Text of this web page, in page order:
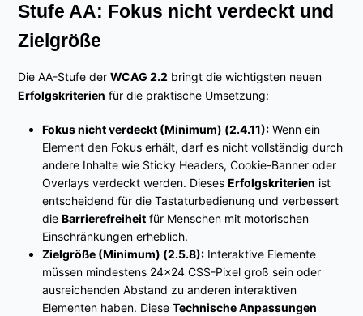
Stufe AA: Fokus nicht verdeckt und
Zielgröße
Die AA-Stufe derWCAG 2.2 bringt die wichtigsten neuen
Erfolgskriterien für die praktische Umsetzung:
Fokus nicht verdeckt (Minimum) (2.4.11): Wenn ein
Element den Fokus erhält, darf es nicht vollständig durch
andere Inhalte wie Sticky Headers, Cookie-Banner oder
Overlays verdeckt werden. DiesesErfolgskriterien ist
entscheidend für die Tastaturbedienung und verbessert
dieBarrierefreiheit für Menschen mit motorischen
Einschränkungen erheblich.
Zielgröße (Minimum) (2.5.8): Interaktive Elemente
müssen mindestens 24×24 CSS-Pixel groß sein oder
ausreichenden Abstand zu anderen interaktiven
Elementen haben. DieseTechnische Anpassungen